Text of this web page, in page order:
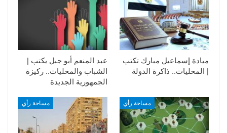
عبد المنعم أبو جبل يكتب |
الشباب والمحليات.. ركيزة
الجمهورية الجديدة
ميادة إسماعيل مبارك تكتب
| المحليات.. ذاكرة الدولة
مساحة رأي مساحة رأي